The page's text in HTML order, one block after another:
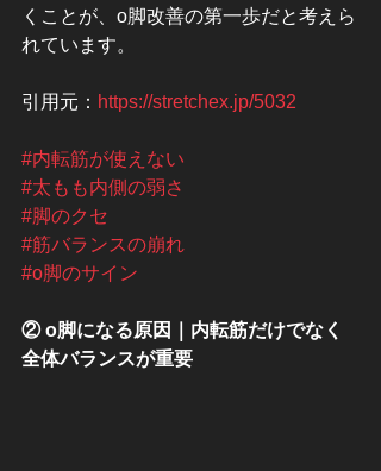
くことが、o脚改善の第一歩だと考えら
れています。
引用元： https://stretchex.jp/5032
#内転筋が使えない
#太もも内側の弱さ
#脚のクセ
#筋バランスの崩れ
#o脚のサイン
② o脚になる原因｜内転筋だけでなく
全体バランスが重要